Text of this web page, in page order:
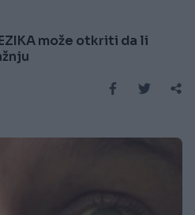
može otkriti da li